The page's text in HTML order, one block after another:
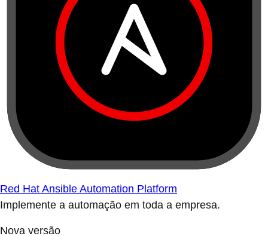
Red Hat Ansible Automation Platform
Implemente a automação em toda a empresa.
Nova versão